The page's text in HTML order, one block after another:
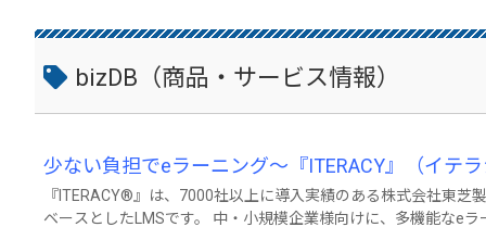
bizDB（商品・サービス情報）
少ない負担でeラーニング～『ITERACY』（イテラ
『ITERACY®』は、7000社以上に導入実績のある株式会社東
ベースとしたLMSです。 中・小規模企業様向けに、多機能なe